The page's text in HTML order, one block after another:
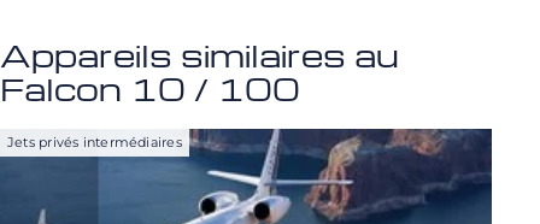
Appareils similaires au
Falcon 10 / 100
Jets privés intermédiaires